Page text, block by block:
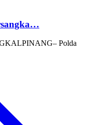
Polda